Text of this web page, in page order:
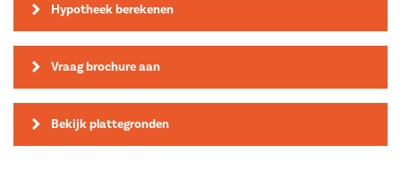
Hypotheek berekenen
Vraag brochure aan
Bekijk plattegronden